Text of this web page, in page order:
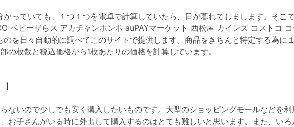
っていても、１つ１つを電卓で計算していたら、日が暮れてしまします。そこ
ベビーザらス アカチャンホンポ auPAYマーケット 西松屋 カインズ コストコ
を日々自動的に調べてこのサイトで提供します。商品をきちんと特定する為に
の枚数と税込価格から1枚あたりの価格を計算しています。
ないので少しでも安く購入したいものです。大型のショッピングモールなどを
お子さんがいる時に外出して購入するのはとても難しいと思います。また、い